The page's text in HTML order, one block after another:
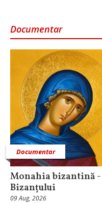
Documentar
Documentar
Monahia bizantină
Bizanțului
09 Aug, 2026